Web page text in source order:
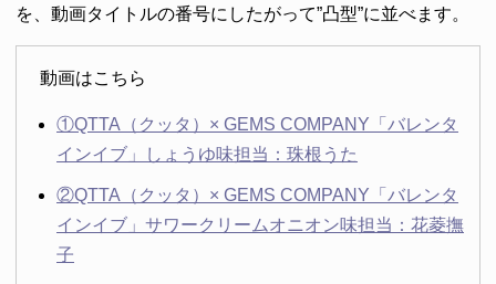
を、動画タイトルの番号にしたがって”凸型”に並べます。
動画はこちら
①QTTA（クッタ）× GEMS COMPANY「バレンタ
インイブ」しょうゆ味担当：珠根うた
②QTTA（クッタ）× GEMS COMPANY「バレンタ
インイブ」サワークリームオニオン味担当：花菱撫
子